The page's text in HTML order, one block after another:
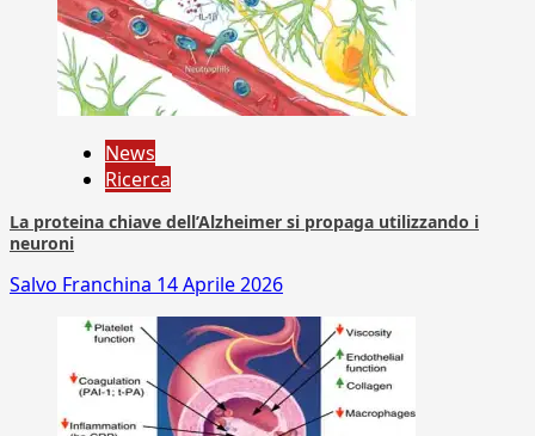
News
Ricerca
La proteina chiave dell’Alzheimer si propaga utilizzando i
neuroni
Salvo Franchina 14 Aprile 2026